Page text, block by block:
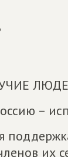
–
их